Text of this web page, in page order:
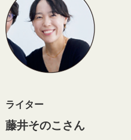
ライター
藤井そのこさん